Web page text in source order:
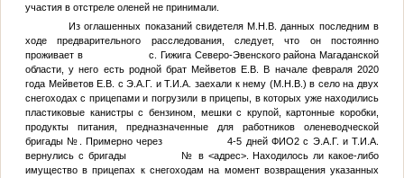
участия в отстреле оленей не принимали.
Из оглашенных показаний свидетеля М.Н.В.
данных последним в
ходе предварительного расследования, следует, что он постоянно
проживает в с. Гижига Северо-Эвенского района Магаданской
области, у него есть родной брат Мейветов Е.В. В начале февраля 2020
года Мейветов Е.В. сЭ.А.Г. иТ.И.А. заехали к нему (М.Н.В. ) в село на двух
снегоходах с прицепами и погрузили в прицепы, в которых уже находились
пластиковые канистры с бензином, мешки с крупой, картонные коробки,
продукты питания, предназначенные для работников оленеводческой
бригады № . Примерно через 4-5 дней ФИО2с Э.А.Г. иТ.И.А.
вернулись с бригады № в <адрес>. Находилось ли какое-либо
имущество в прицепах к снегоходам на момент возвращения указанных